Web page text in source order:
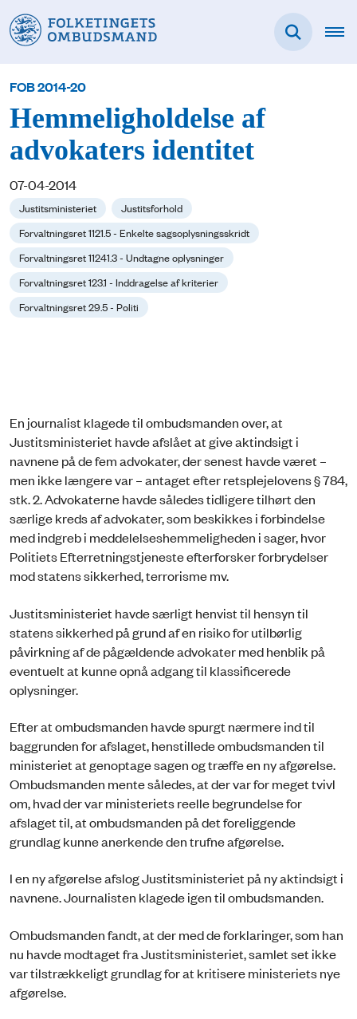
FOB 2014-20
Hemmeligholdelse af
advokaters identitet
07-04-2014
Justitsministeriet
Justitsforhold
Forvaltningsret 1121.5 - Enkelte sagsoplysningsskridt
Forvaltningsret 11241.3 - Undtagne oplysninger
Forvaltningsret 123.1 - Inddragelse af kriterier
Forvaltningsret 29.5 - Politi
En journalist klagede til ombudsmanden over, at
Justitsministeriet havde afslået at give aktindsigt i
navnene på de fem advokater, der senest havde været –
men ikke længere var – antaget efter retsplejelovens § 784,
stk. 2. Advokaterne havde således tidligere tilhørt den
særlige kreds af advokater, som beskikkes i forbindelse
med indgreb i meddelelseshemmeligheden i sager, hvor
Politiets Efterretningstjeneste efterforsker forbrydelser
mod statens sikkerhed, terrorisme mv.
Justitsministeriet havde særligt henvist til hensyn til
statens sikkerhed på grund af en risiko for utilbørlig
påvirkning af de pågældende advokater med henblik på
eventuelt at kunne opnå adgang til klassificerede
oplysninger.
Efter at ombudsmanden havde spurgt nærmere ind til
baggrunden for afslaget, henstillede ombudsmanden til
ministeriet at genoptage sagen og træffe en ny afgørelse.
Ombudsmanden mente således, at der var for meget tvivl
om, hvad der var ministeriets reelle begrundelse for
afslaget til, at ombudsmanden på det foreliggende
grundlag kunne anerkende den trufne afgørelse.
I en ny afgørelse afslog Justitsministeriet på ny aktindsigt i
navnene. Journalisten klagede igen til ombudsmanden.
Ombudsmanden fandt, at der med de forklaringer, som han
nu havde modtaget fra Justitsministeriet, samlet set ikke
var tilstrækkeligt grundlag for at kritisere ministeriets nye
afgørelse.